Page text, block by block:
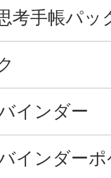
考手帳パッ
インダー
インダー